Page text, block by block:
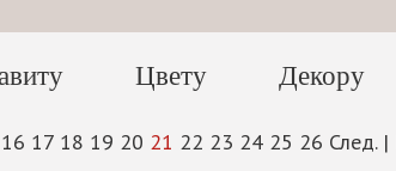
Цвету Декору
16 17 18 19 20 21 22 23 24 25 26 След.|